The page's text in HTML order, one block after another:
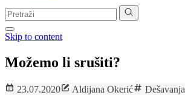
Pretraga:
Skip to content
Možemo li srušiti?
23.07.2020 Aldijana Okerić Dešavanja